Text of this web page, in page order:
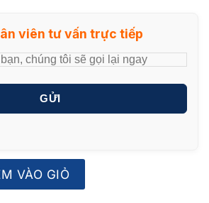
viên tư vấn trực tiếp
GỬI
VÀO GIỎ